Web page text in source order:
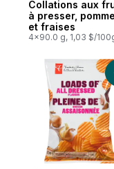
Collations aux
à presser,
et fraises
4x90.0 g, 1,03 $/